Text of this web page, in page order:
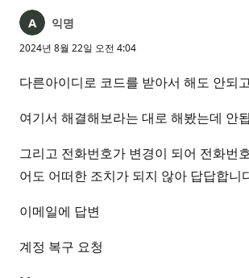
익명
2024년 8월 22일 오전 4:04
다른아이디로 코드를 받아서 해도 안되
여기서 해결해보라는 대로 해봤는데 안
그리고 전화번호가 변경이 되어 전화번
어도 어떠한 조치가 되지 않아 답답합니
이메일에 답변
계정 복구 요청